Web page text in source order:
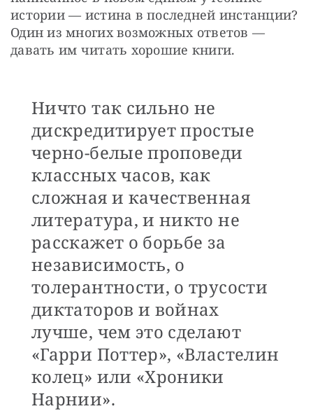
истории — истина в последней инстанции?
Один из многих возможных ответов —
давать им читать хорошие книги.
Ничто так сильно не
дискредитирует простые
черно-белые проповеди
классных часов, как
сложная и качественная
литература, и никто не
расскажет о борьбе за
независимость, о
толерантности, о трусости
диктаторов и войнах
лучше, чем это сделают
«Гарри Поттер», «Властелин
колец» или «Хроники
Нарнии».